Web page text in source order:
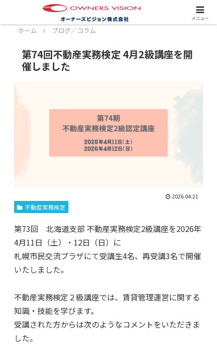
スタッフ募集中！詳しくはこちら！
ホーム ブログ／コラム
第74回不動産実務検定 4月2級講座を開
催しました
2026.04.21
不動産実務検定
第73回 北海道支部 不動産実務検定2級講座を2026年
4月11日（土）・12日（日）に
札幌市民交流プラザにて受講生4名、再受講3名で開催
いたしました。
不動産実務検定２級講座では、賃貸管理運営に関する
知識・技能を学びます。
受講された方からは次のようなコメントをいただきま
した。
メニュー